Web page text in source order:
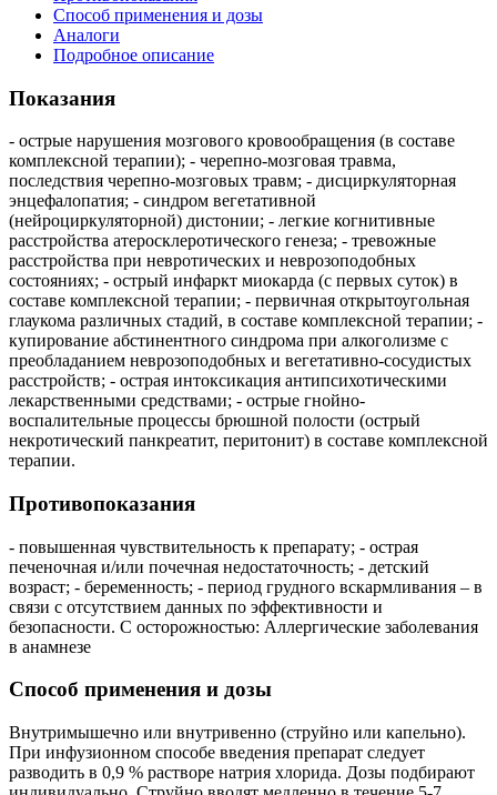
Способ применения и дозы
Аналоги
Подробное описание
Показания
- острые нарушения мозгового кровообращения (в составе
комплексной терапии); - черепно-мозговая травма,
последствия черепно-мозговых травм; - дисциркуляторная
энцефалопатия; - синдром вегетативной
(нейроциркуляторной) дистонии; - легкие когнитивные
расстройства атеросклеротического генеза; - тревожные
расстройства при невротических и неврозоподобных
состояниях; - острый инфаркт миокарда (с первых суток) в
составе комплексной терапии; - первичная открытоугольная
глаукома различных стадий, в составе комплексной терапии; -
купирование абстинентного синдрома при алкоголизме с
преобладанием неврозоподобных и вегетативно-сосудистых
расстройств; - острая интоксикация антипсихотическими
лекарственными средствами; - острые гнойно-
воспалительные процессы брюшной полости (острый
некротический панкреатит, перитонит) в составе комплексной
терапии.
Противопоказания
- повышенная чувствительность к препарату; - острая
печеночная и/или почечная недостаточность; - детский
возраст; - беременность; - период грудного вскармливания – в
связи с отсутствием данных по эффективности и
безопасности. С осторожностью: Аллергические заболевания
в анамнезе
Способ применения и дозы
Внутримышечно или внутривенно (струйно или капельно).
При инфузионном способе введения препарат следует
разводить в 0,9 % растворе натрия хлорида. Дозы подбирают